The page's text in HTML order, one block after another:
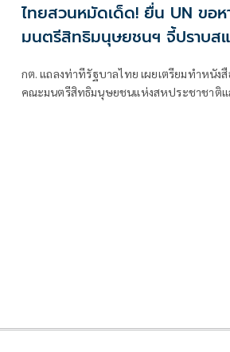
ไทยสวนหมัดเด็ด! ยื่น UN ขอ
มนตรีสิทธิมนุษยชนฯ จี้ปราบส
กัมพูชา โต้ยิบรายงาน 'ทอม แอ
กต. แถลงท่าทีรัฐบาลไทย เผยเตรียมทำหนัง
คณะมนตรีสิทธิมนุษยชนแห่งสหประชาชาติแ